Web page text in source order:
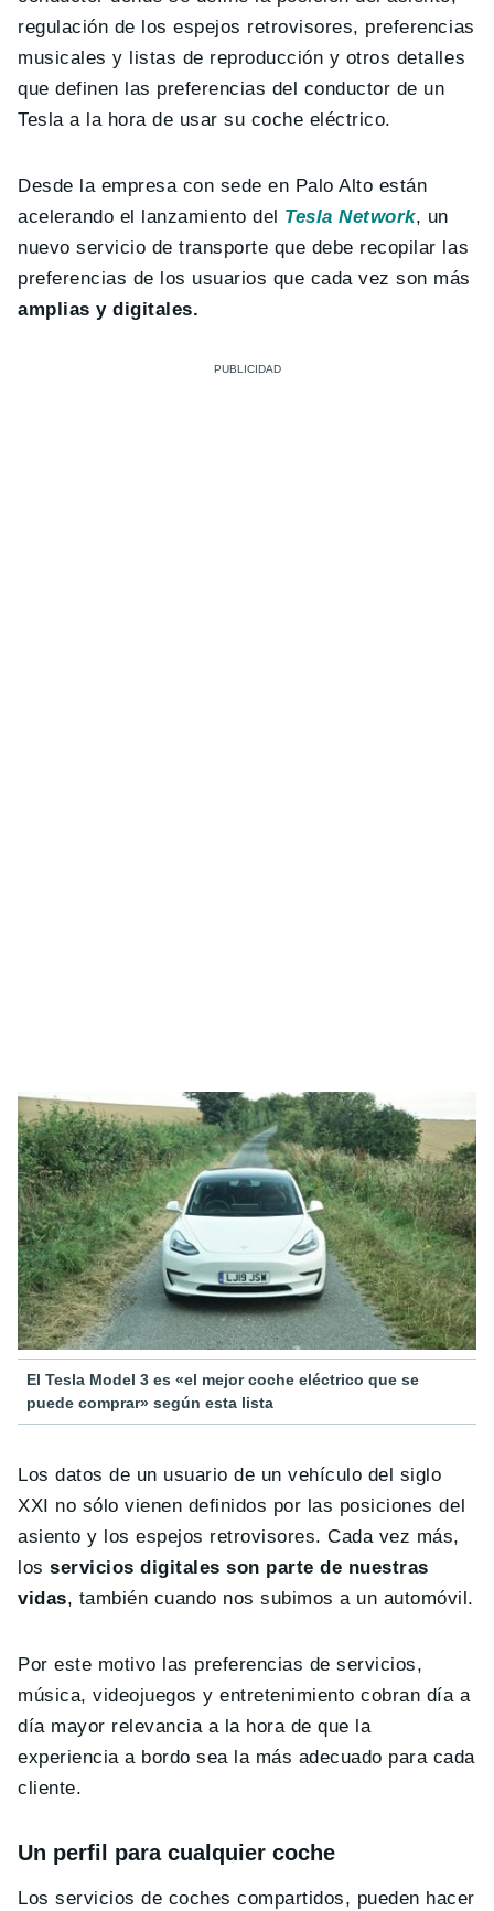
regulación de los espejos retrovisores, preferencias
musicales y listas de reproducción y otros detalles
que definen las preferencias del conductor de un
Tesla a la hora de usar su coche eléctrico.
Desde la empresa con sede en Palo Alto están
acelerando el lanzamiento del Tesla Network, un
nuevo servicio de transporte que debe recopilar las
preferencias de los usuarios que cada vez son más
amplias y digitales.
El Tesla Model 3 es «el mejor coche eléctrico que se
puede comprar» según esta lista
Los datos de un usuario de un vehículo del siglo
XXI no sólo vienen definidos por las posiciones del
asiento y los espejos retrovisores. Cada vez más,
los servicios digitales son parte de nuestras
vidas, también cuando nos subimos a un automóvil.
Por este motivo las preferencias de servicios,
música, videojuegos y entretenimiento cobran día a
día mayor relevancia a la hora de que la
experiencia a bordo sea la más adecuado para cada
cliente.
Un perfil para cualquier coche
Los servicios de coches compartidos, pueden hacer